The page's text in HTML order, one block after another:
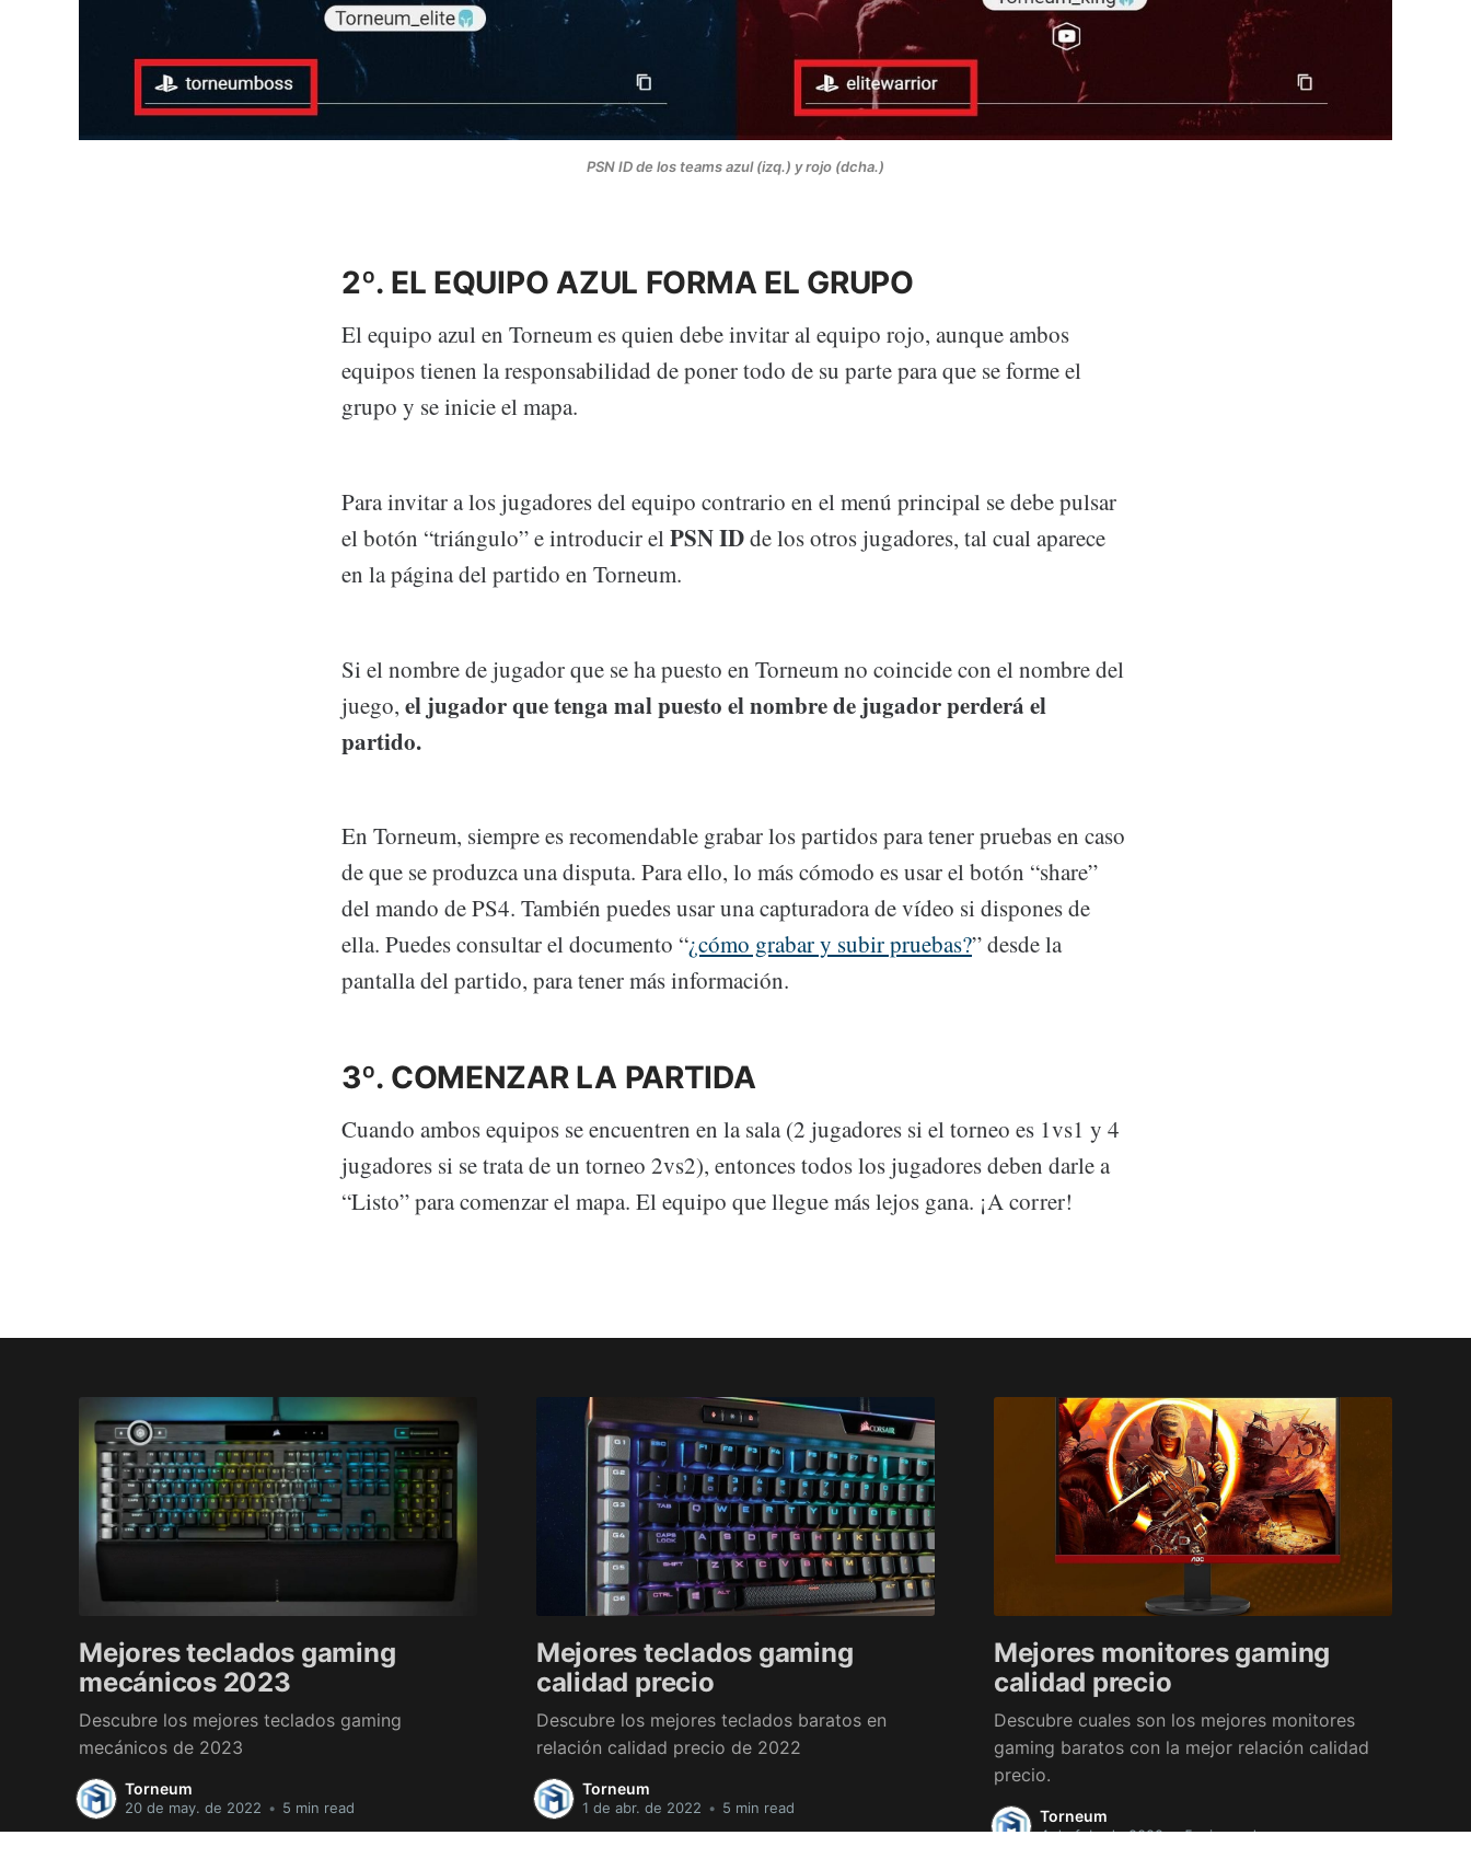
PSN ID de los teams azul (izq.) y rojo (dcha.)
2º. EL EQUIPO AZUL FORMA EL GRUPO
El equipo azul en Torneum es quien debe invitar al equipo rojo, aunque ambos
equipos tienen la responsabilidad de poner todo de su parte para que se forme el
grupo y se inicie el mapa.
Para invitar a los jugadores del equipo contrario en el menú principal se debe pulsar
el botón “triángulo” e introducir elPSN IDde los otros jugadores, tal cual aparece
en la página del partido en Torneum.
Si el nombre de jugador que se ha puesto en Torneum no coincide con el nombre del
juego, el jugador que tenga mal puesto el nombre de jugador perderá el
partido.
En Torneum, siempre es recomendable grabar los partidos para tener pruebas en caso
de que se produzca una disputa. Para ello, lo más cómodo es usar el botón “share”
del mando de PS4. También puedes usar una capturadora de vídeo si dispones de
ella. Puedes consultar el documento “¿cómo grabar y subir pruebas?” desde la
pantalla del partido, para tener más información.
3º. COMENZAR LA PARTIDA
Cuando ambos equipos se encuentren en la sala (2 jugadores si el torneo es 1vs1 y 4
jugadores si se trata de un torneo 2vs2), entonces todos los jugadores deben darle a
“Listo” para comenzar el mapa. El equipo que llegue más lejos gana. ¡A correr!
Mejores teclados gaming
mecánicos 2023
Descubre los mejores teclados gaming
mecánicos de 2023
Torneum
20 de may. de 2022 • 5 min read
Mejores teclados gaming
calidad precio
Descubre los mejores teclados baratos en
relación calidad precio de 2022
Torneum
1 de abr. de 2022 • 5 min read
Mejores monitores gaming
calidad precio
Descubre cuales son los mejores monitores
gaming baratos con la mejor relación calidad
precio.
Torneum
4 de feb. de 2022 •5 min read